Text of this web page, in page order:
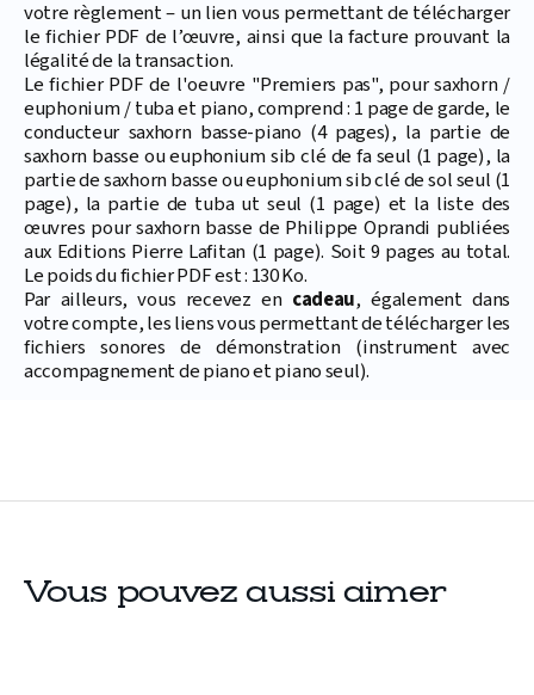
votre règlement – un lien vous permettant de télécharger
le fichier PDF de l’œuvre, ainsi que la facture prouvant la
légalité de la transaction.
Le fichier PDF de l'oeuvre "Premiers pas", pour saxhorn /
euphonium / tuba et piano, comprend : 1 page de garde, le
conducteur saxhorn basse-piano (4 pages), la partie de
saxhorn basse ou euphonium sib clé de fa seul (1 page), la
partie de saxhorn basse ou euphonium sib clé de sol seul (1
page), la partie de tuba ut seul (1 page) et la liste des
œuvres pour saxhorn basse de Philippe Oprandi publiées
aux Editions Pierre Lafitan (1 page). Soit 9 pages au total.
Le poids du fichier PDF est : 130 Ko.
Par ailleurs, vous recevez en cadeau, également dans
votre compte, les liens vous permettant de télécharger les
fichiers sonores de démonstration (instrument avec
accompagnement de piano et piano seul).
Vous pouvez aussi aimer